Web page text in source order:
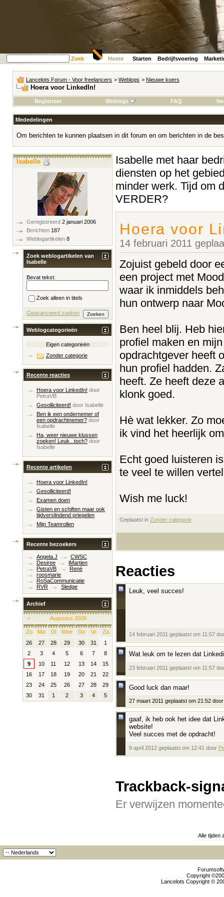
Zoek Home Starten Bedrijfsvoering
Lancelots Forum - Voor freelancers > Weblogs > Nieuwe koers
Hoera voor LinkedIn!
Registreer Weblogs FAQ
Mededelingen
Om berichten te kunnen plaatsen in dit forum en om berichten in de
Isabelle met haar
diensten op het
minder werk. Tijd om
VERDER?
Hoera voor
14 februari 2011
Zojuist gebeld door
een project met
waar ik inmiddels
hun ontwerp naar
Ben heel blij. Heb
profiel maken en
opdrachtgever heeft
hun profiel hadden.
heeft. Ze heeft deze
klonk goed.
Hè wat lekker. Zo
ik vind het heerlijk
Echt goed luisteren
te veel te willen
Wish me luck!
Geplaatst in Zonder categorie
Reacties
Leuk, veel succes!
14 februari 2011 geplaatst om 11:57
Wat leuk om te lezen dat
23 februari 2011 geplaatst om 11:57
Good luck dan maar!
27 maart 2011 geplaatst om 21:52 door
gaaf, ik heb ook het idee dat
website!
Veel succes met de opdracht!
9 april 2012 geplaatst om 12:41 door
Trackback-
Er verwijzen
Isabelle
Geregistreerd 2 januari 2006
Berichten 187
Weblogartikelen 8
Zoek weblogartikelen van
Isabelle
Bevat tekst:
Zoek alleen in titels
Geavanceerd zoeken
Weblogcategorieën
Eigen categorieën
Zonder categorie
Recente reacties
Hoera voor LinkedIn! door
PetraVB
Gesolliciteerd! door Isabelle
Ben ik een ondernemer of
een opdrachtnemer? door
Isabelle
Ha, weer nieuwe klussen
zoeken! Leuk...toch? door
Isabelle
Recente artikelen
Hoera voor LinkedIn!
Gesolliciteerd!
Examen doen
Gisten en schiften maar ook
tijdverslindend priegelen
Mijn Teamrollen
Recente bezoekers
Angela.J
CWSC
Desiree
iMartien
PetraVB
René
roosmarie
RoSaCommunicatie
RVR
Sledge
Archief
< Augustus 2026
Zo Ma Di Woe Do Vr
Za
26
27 28 29 30 31
1
2
3 4 5 6 7
8
9
10 11 12 13 14
15
16
17 18 19 20 21
22
23
24 25 26 27 28
29
30
31 1 2 3 4 5
Alle tijden
Copyright
Lancelots Copyright ©